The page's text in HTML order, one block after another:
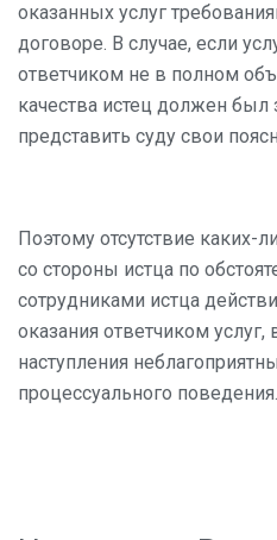
оказанных услуг
договоре. В случае, если
ответчиком не в полном
качества истец должен был
представить суду свои
Поэтому отсутствие каких-
со стороны истца по
сотрудниками истца
оказания ответчиком услуг,
наступления
процессуального поведения.